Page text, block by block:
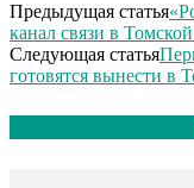
Предыдущая статья
канал связи в
Следующая статья
готовятся вынести в